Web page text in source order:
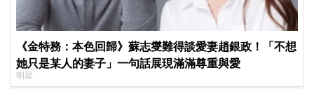
《金特務：本色回歸》蘇志燮難得談愛妻趙銀政！「不想
她只是某人的妻子」一句話展現滿滿尊重與愛
明星